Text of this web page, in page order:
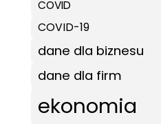
COVID
COVID-19
dane dla biznesu
dane dla firm
ekonomia